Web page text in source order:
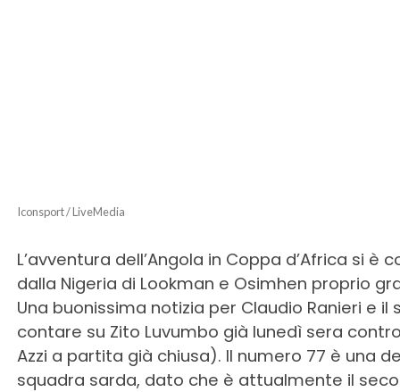
Iconsport / LiveMedia
L’avventura dell’Angola in Coppa d’Africa si
dalla Nigeria di Lookman e Osimhen proprio
Una buonissima notizia per Claudio Ranieri e
contare su Zito Luvumbo già lunedì sera
Azzi a partita già chiusa). Il numero 77 è una
squadra sarda, dato che è attualmente il